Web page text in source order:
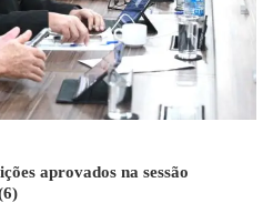
aprovados na sessão